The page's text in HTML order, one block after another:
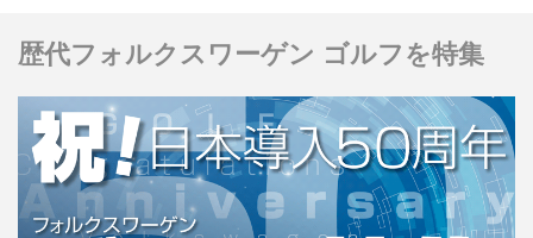
歴代フォルクスワーゲン ゴルフを特集